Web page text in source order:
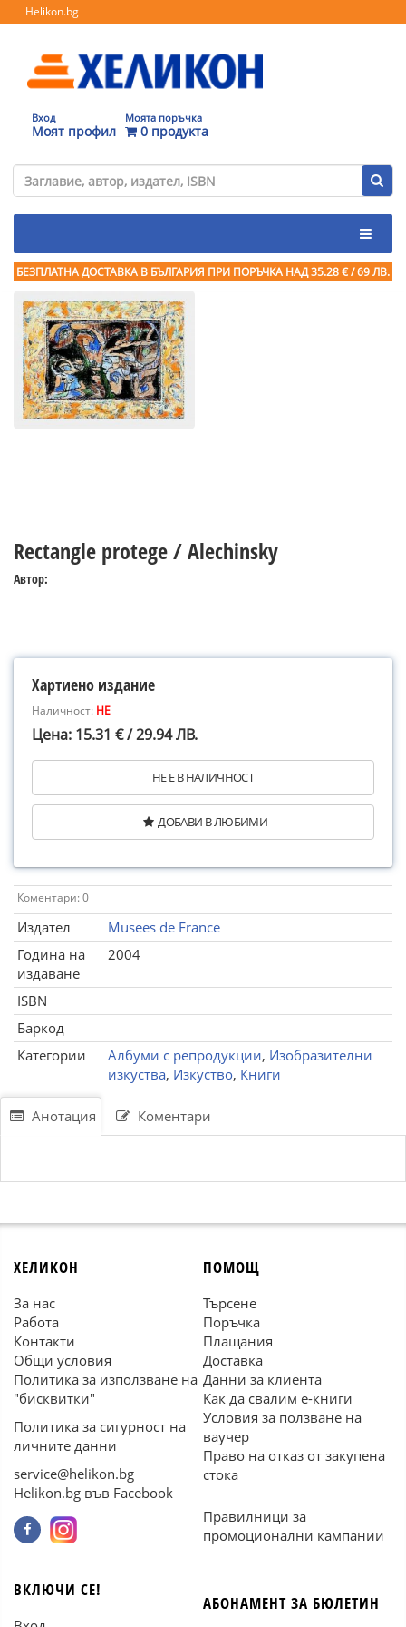
Helikon.bg
Вход
Моят профил
Моята поръчка
0 продукта
БЕЗПЛАТНА ДОСТАВКА В БЪЛГАРИЯ ПРИ ПОРЪЧКА НАД 35.28 € / 69 ЛВ.
Rectangle protege / Alechinsky
Автор:
Хартиено издание
Наличност: НЕ
Цена: 15.31 € / 29.94 ЛВ.
НЕ Е В НАЛИЧНОСТ
ДОБАВИ В ЛЮБИМИ
Коментари: 0
Издател
Musees de France
Година на
издаване
2004
ISBN
Баркод
Категории
Албуми с репродукции, Изобразителни
изкуства, Изкуство, Книги
Анотация Коментари
ХЕЛИКОН
За нас
Работа
Контакти
Общи условия
Политика за използване на
"бисквитки"
Политика за сигурност на
личните данни
service@helikon.bg
Helikon.bg във Facebook
ПОМОЩ
Търсене
Поръчка
Плащания
Доставка
Данни за клиента
Как да свалим е-книги
Условия за ползване на
ваучер
Право на отказ от закупена
стока
Правилници за
промоционални кампании
ВКЛЮЧИ СЕ!
АБОНАМЕНТ ЗА БЮЛЕТИН